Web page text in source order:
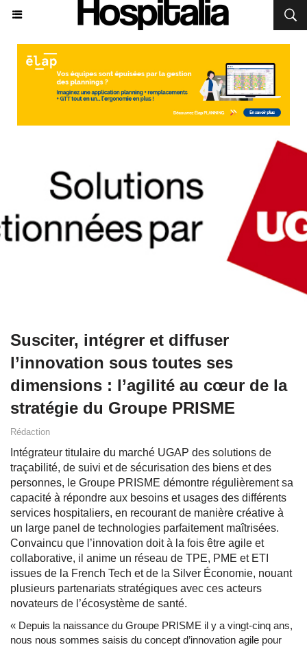
Susciter, intégrer et diffuser
l’innovation sous toutes ses
dimensions : l’agilité au cœur de la
stratégie du Groupe PRISME
Rédaction
Intégrateur titulaire du marché UGAP des solutions de
traçabilité, de suivi et de sécurisation des biens et des
personnes, le Groupe PRISME démontre régulièrement sa
capacité à répondre aux besoins et usages des différents
services hospitaliers, en recourant de manière créative à
un large panel de technologies parfaitement maîtrisées.
Convaincu que l’innovation doit à la fois être agile et
collaborative, il anime un réseau de TPE, PME et ETI
issues de la French Tech et de la Silver Économie, nouant
plusieurs partenariats stratégiques avec ces acteurs
novateurs de l’écosystème de santé.
« Depuis la naissance du Groupe PRISME il y a vingt-cinq ans,
nous nous sommes saisis du concept d’innovation agile pour